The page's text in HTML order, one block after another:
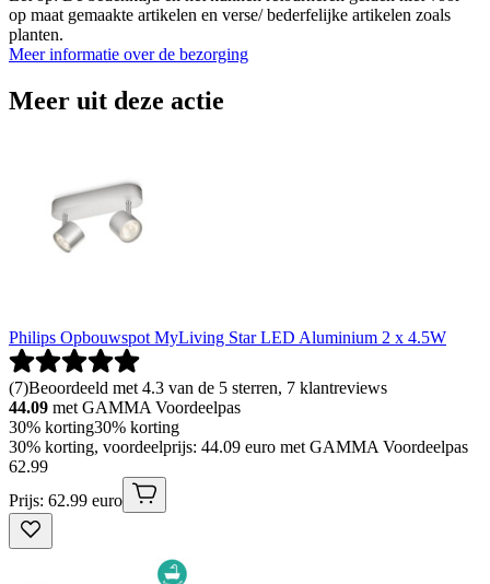
op maat gemaakte artikelen en verse/ bederfelijke artikelen zoals
planten.
Meer informatie over de bezorging
Meer uit deze actie
Philips Opbouwspot MyLiving Star LED Aluminium 2 x 4.5W
(7)Beoordeeld met 4.3 van de 5 sterren, 7 klantreviews
44.09 met GAMMA Voordeelpas
30% korting30% korting
30% korting, voordeelprijs: 44.09 euro met GAMMA Voordeelpas
62.99
Prijs: 62.99 euro